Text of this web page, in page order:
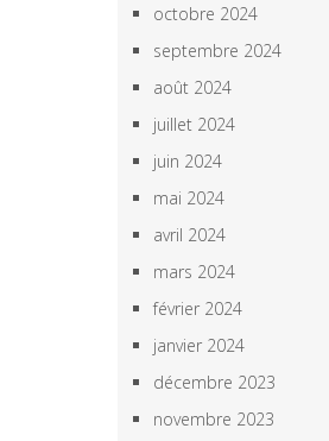
octobre 2024
septembre 2024
août 2024
juillet 2024
juin 2024
mai 2024
avril 2024
mars 2024
février 2024
janvier 2024
décembre 2023
novembre 2023